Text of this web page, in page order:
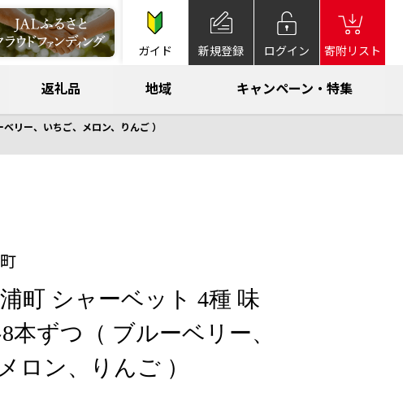
ガイド 新規登録 ログイン 寄附リスト
返礼品 地域 キャンペーン・特集
リー、いちご、メロン、りんご ）
町 シャーベット 4種 味
本ずつ（ ブルーベリー、
ロン、りんご ）